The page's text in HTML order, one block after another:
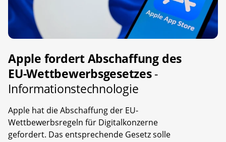
Apple fordert Abschaffung des
EU-Wettbewerbsgesetzes-
Informationstechnologie
Apple hat die Abschaffung der EU-
Wettbewerbsregeln für Digitalkonzerne
gefordert. Das entsprechende Gesetz solle